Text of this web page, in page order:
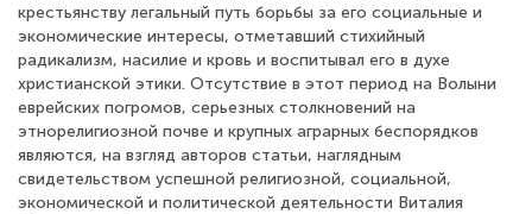
крестьянству легальный путь борьбы за его социальные и
экономические интересы, отметавший стихийный
радикализм, насилие и кровь и воспитывал его в духе
христианской этики. Отсутствие в этот период на Волыни
еврейских погромов, серьезных столкновений на
этнорелигиозной почве и крупных аграрных беспорядков
являются, на взгляд авторов статьи, наглядным
свидетельством успешной религиозной, социальной,
экономической и политической деятельности Виталия